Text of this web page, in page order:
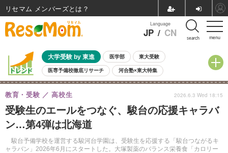
menu
Language
JP / CN search
大学受験 by 東進 医学部 東大受験
医専予備校徹底リサーチ 河合塾×東大特集
親子で考える大学選び 高校受験 中学受験 小学校受験
共通テスト 夏休み
8月開催イベント・WS 全国公立高校 過去問 人気記事
自由研究教材（小学生向け） 自由研究教材（中学生向け）
受験生のエールをつなぐ、駿台の応援キャラバ
ン…第4弾は北海道
駿台予備学校を運営する駿河台学園は、受験生を応援する「駿台つながるキ
ャラバン」2026年6月にスタートした。大塚製薬のバランス栄養食「カロリー
教育・受験 高校生 2026.6.3 Wed 18:15
リセマム メンバーズ